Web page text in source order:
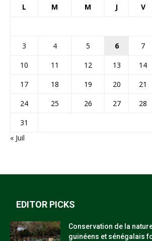
L M M J V
3
4 5 6 7
10
11 12 13 14
17
18 19 20 21
24
25 26 27 28
31
« Juil
EDITOR PICKS
Conservation de la
guinéens et sénégalais